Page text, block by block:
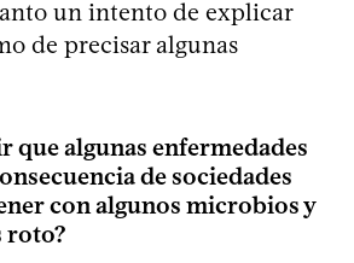
un intento de explicar
de precisar algunas
que algunas enfermedades
de sociedades
con algunos microbios y
roto?